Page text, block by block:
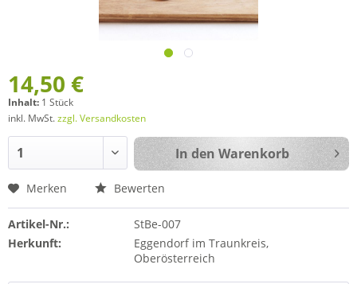
14,50 €
Inhalt: 1 Stück
inkl. MwSt.zzgl. Versandkosten
In den Warenkorb
Merken Bewerten
Artikel-Nr.:
StBe-007
Herkunft:
Eggendorf im Traunkreis,
Oberösterreich